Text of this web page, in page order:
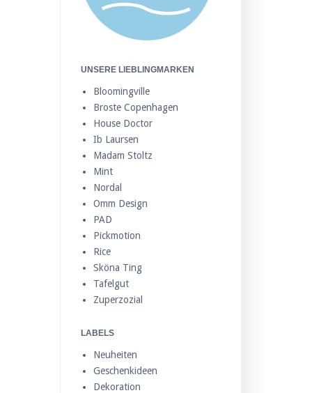
UNSERE LIEBLINGMARKEN
Bloomingville
Broste Copenhagen
House Doctor
Ib Laursen
Madam Stoltz
Mint
Nordal
Omm Design
PAD
Pickmotion
Rice
Sköna Ting
Tafelgut
Zuperzozial
LABELS
Neuheiten
Geschenkideen
Dekoration